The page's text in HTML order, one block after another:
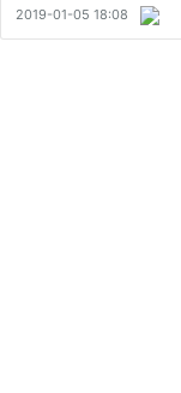
て…
2019-01-05 18:08